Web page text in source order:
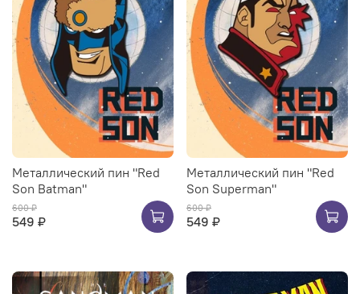
Металлический пин "Red
Son Batman"
600 ₽
549 ₽
Металлический пин "Red
Son Superman"
600 ₽
549 ₽